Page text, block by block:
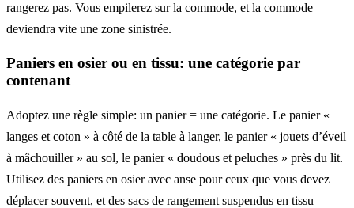
rangerez pas. Vous empilerez sur la commode, et la commode
deviendra vite une zone sinistrée.
Paniers en osier ou en tissu: une catégorie par
contenant
Adoptez une règle simple: un panier = une catégorie. Le panier «
langes et coton » à côté de la table à langer, le panier « jouets d’éveil
à mâchouiller » au sol, le panier « doudous et peluches » près du lit.
Utilisez des paniers en osier avec anse pour ceux que vous devez
déplacer souvent, et des sacs de rangement suspendus en tissu